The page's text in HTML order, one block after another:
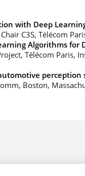
with Deep
C3S, Télécom
Algorithms
Télécom Paris,
perception
Boston,